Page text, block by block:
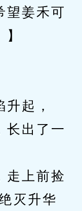
望姜禾可
起，
出了一
上前捡
灭升华